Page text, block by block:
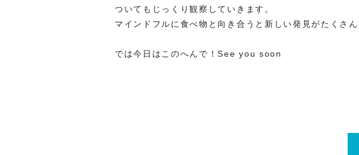
ついてもじっくり観察していきます。
マインドフルに食べ物と向き合うと新しい発見がたくさ
では今日はこのへんで！See you soon